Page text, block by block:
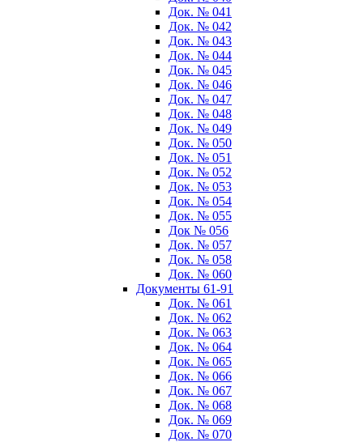
Док. № 041
Док. № 042
Док. № 043
Док. № 044
Док. № 045
Док. № 046
Док. № 047
Док. № 048
Док. № 049
Док. № 050
Док. № 051
Док. № 052
Док. № 053
Док. № 054
Док. № 055
Док № 056
Док. № 057
Док. № 058
Док. № 060
Документы 61-91
Док. № 061
Док. № 062
Док. № 063
Док. № 064
Док. № 065
Док. № 066
Док. № 067
Док. № 068
Док. № 069
Док. № 070